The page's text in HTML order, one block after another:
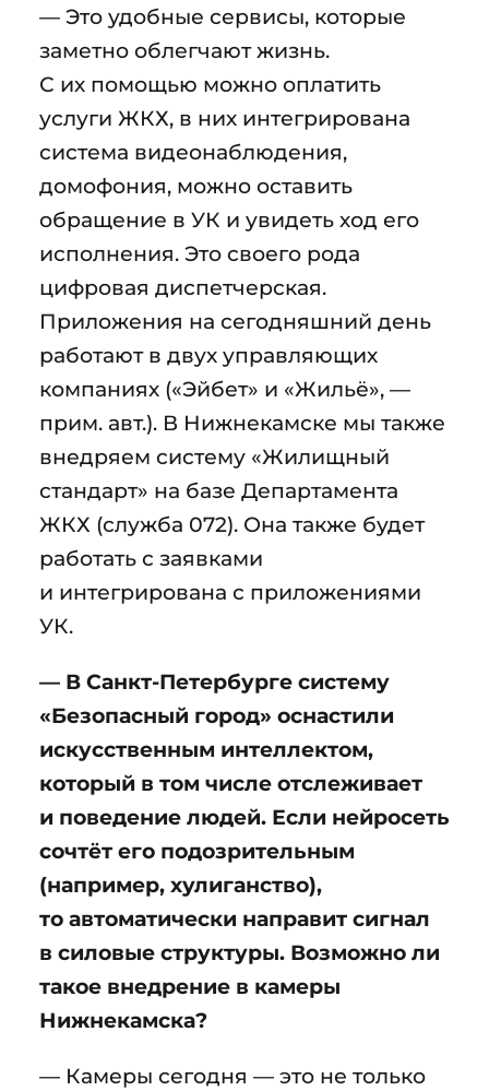
— Это удобные сервисы, которые
заметно облегчают жизнь.
С их помощью можно оплатить
услуги ЖКХ, в них интегрирована
система видеонаблюдения,
домофония, можно оставить
обращение в УК и увидеть ход его
исполнения. Это своего рода
цифровая диспетчерская.
Приложения на сегодняшний день
работают в двух управляющих
компаниях («Эйбет» и «Жильё», —
прим. авт.). В Нижнекамске мы также
внедряем систему «Жилищный
стандарт» на базе Департамента
ЖКХ (служба 072). Она также будет
работать с заявками
и интегрирована с приложениями
УК.
— В Санкт-Петербурге систему
«Безопасный город» оснастили
искусственным интеллектом,
который в том числе отслеживает
и поведение людей. Если нейросеть
сочтёт его подозрительным
(например, хулиганство),
то автоматически направит сигнал
в силовые структуры. Возможно ли
такое внедрение в камеры
Нижнекамска?
— Камеры сегодня — это не только